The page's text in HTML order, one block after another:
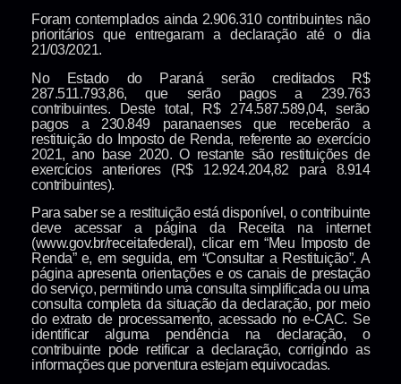
Foram contemplados ainda 2.906.310 contribuintes não
prioritários que entregaram a declaração até o dia
21/03/2021.
No Estado do Paraná serão creditados R$
287.511.793,86, que serão pagos a 239.763
contribuintes. Deste total, R$ 274.587.589,04, serão
pagos a 230.849 paranaenses que receberão a
restituição do Imposto de Renda, referente ao exercício
2021, ano base 2020. O restante são restituições de
exercícios anteriores (R$ 12.924.204,82 para 8.914
contribuintes).
Para saber se a restituição está disponível, o contribuinte
deve acessar a página da Receita na internet
(www.gov.br/receitafederal), clicar em “Meu Imposto de
Renda” e, em seguida, em “Consultar a Restituição”. A
página apresenta orientações e os canais de prestação
do serviço, permitindo uma consulta simplificada ou uma
consulta completa da situação da declaração, por meio
do extrato de processamento, acessado no e-CAC. Se
identificar alguma pendência na declaração, o
contribuinte pode retificar a declaração, corrigindo as
informações que porventura estejam equivocadas.